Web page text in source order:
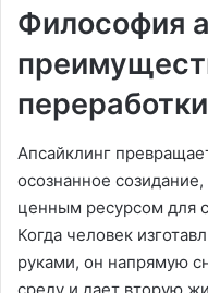
Философия
переработки
Апсайклинг
осознанное
ценным ресурсом для
Когда человек
руками, он напрямую